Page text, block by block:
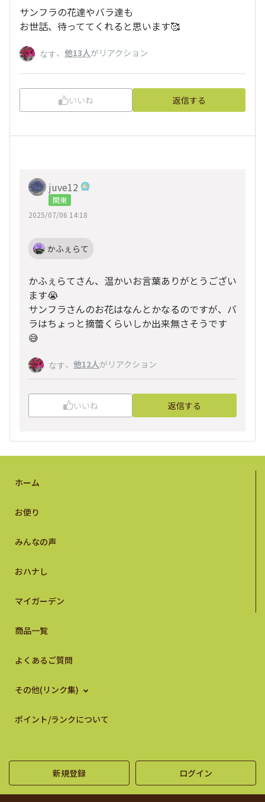
サンフラの花達やバラ達も
お世話、待っててくれると思います🥰
なす、 他13人がリアクション
いいね 返信する
juve12
関東
2025/07/06 14:18
かふぇらて
かふぇらてさん、温かいお言葉ありがとうござい
ます😭
サンフラさんのお花はなんとかなるのですが、バ
ラはちょっと摘蕾くらいしか出来無さそうです
😅
なす、 他12人がリアクション
いいね 返信する
ホーム
お便り
みんなの声
おハナし
マイガーデン
商品一覧
よくあるご質問
その他(リンク集)
ポイント/ランクについて
新規登録 ログイン